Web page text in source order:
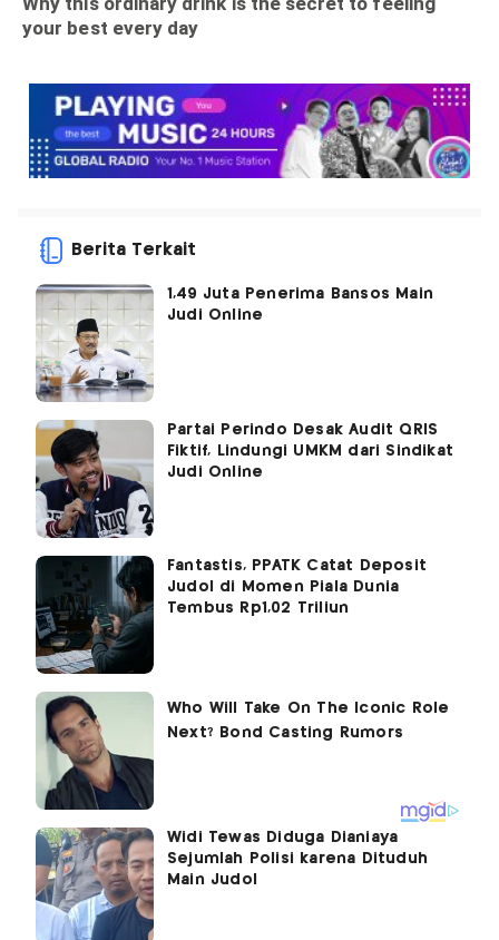
Berita Terkait
1,49 Juta Penerima Bansos Main
Judi Online
Partai Perindo Desak Audit QRIS
Fiktif, Lindungi UMKM dari Sindikat
Judi Online
Fantastis, PPATK Catat Deposit
Judol di Momen Piala Dunia
Tembus Rp1,02 Triliun
Widi Tewas Diduga Dianiaya
Sejumlah Polisi karena Dituduh
Main Judol